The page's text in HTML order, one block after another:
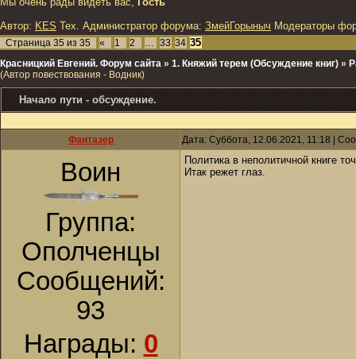
Автор: KES Тех. Администратор форума: ЗмейГорыныч Модераторы
Страница 35 из 35 « 1 2 … 33 34 35
Красницкий Евгений. Форум сайта » 1. Княжий терем (Обсуждение книг) »
(Автор повествования - Водник)
Начало пути - обсуждение.
Фантазер Дата: Суббота, 12.06.2021, 11:18 |
Воин
Группа:
Ополченцы
Сообщений:
93
Награды: 0
Политика в неполитичной книге
Итак режет глаз.